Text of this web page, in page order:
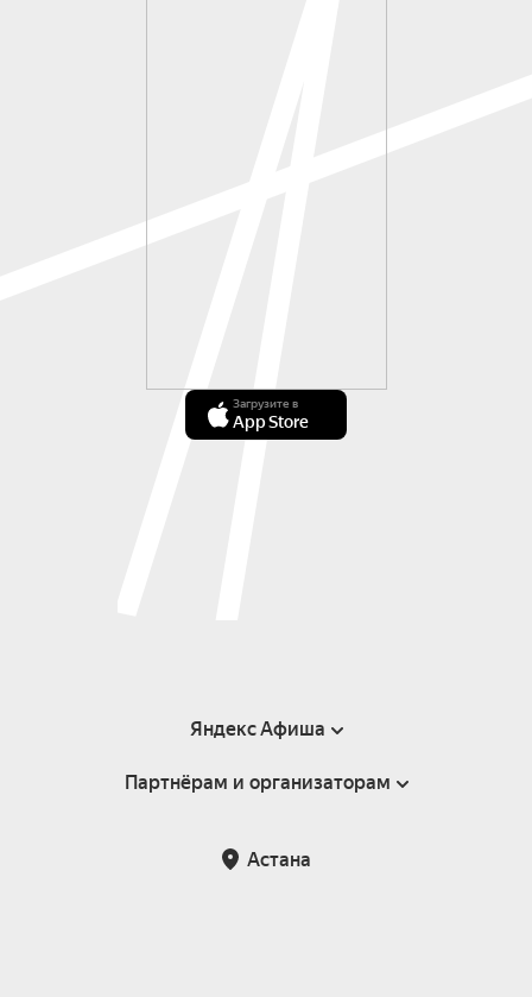
Загрузите в
App Store
Яндекс Афиша
Справка
Возврат билетов
Партнёрам и организаторам
Астана